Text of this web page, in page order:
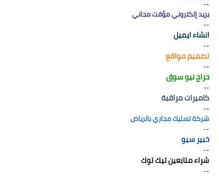
--
بريد إلكتروني مؤقت مجاني
--
انشاء ايميل
--
تصميم مواقع
--
حراج نيو سوق
--
كاميرات مراقبة
--
شركة تسليك مجاري بالرياض
--
خبير سيو
--
شراء متابعين تيك توك
--